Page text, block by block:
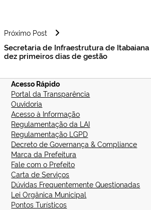
Próximo Post
Secretaria de Infraestrutura de Itabaiana
dez primeiros dias de gestão
Acesso Rápido
Portal da Transparência
Ouvidoria
Acesso à Informação
Regulamentação da LAI
Regulamentação LGPD
Decreto de Governança & Compliance
Marca da Prefeitura
Fale com o Prefeito
Carta de Serviços
Dúvidas Frequentemente Questionadas
Lei Orgânica Municipal
Pontos Turísticos